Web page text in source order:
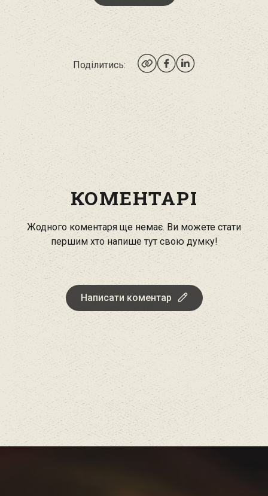
Поділитись:
КОМЕНТАРІ
Жодного коментаря ще немає. Ви можете стати
першим хто напише тут свою думку!
Написати коментар